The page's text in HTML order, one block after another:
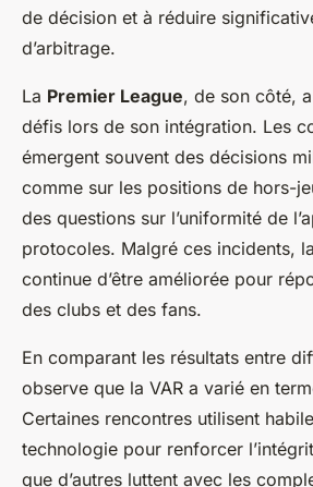
de décision et à réduire
d’arbitrage.
La Premier League, de son côté,
défis lors de son intégration. Les
émergent souvent des décisions
comme sur les positions de hors-
des questions sur l’uniformité de
protocoles. Malgré ces incidents,
continue d’être améliorée pour
des clubs et des fans.
En comparant les résultats entre
observe que la VAR a varié en
Certaines rencontres utilisent
technologie pour renforcer
que d’autres luttent avec les